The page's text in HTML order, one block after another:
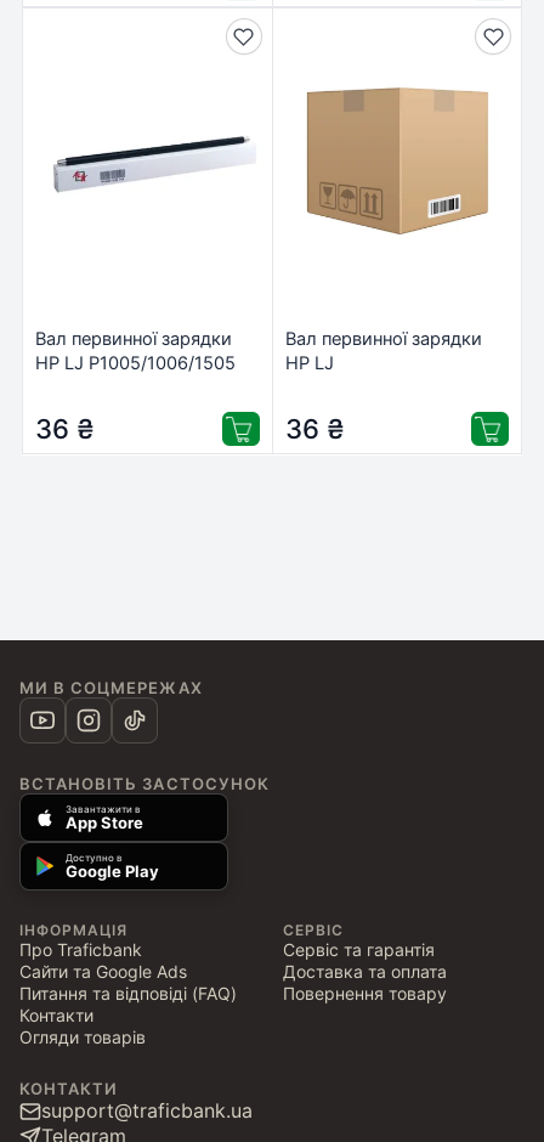
Вал первинної зарядки
HP LJ P1005/1006/1505
36 ₴
Вал первинної зарядки
НР LJ
36 ₴
МИ В СОЦМЕРЕЖАХ
ВСТАНОВІТЬ ЗАСТОСУНОК
Завантажити в
App Store
Доступно в
Google Play
ІНФОРМАЦІЯ
Про Traficbank
Сайти та Google Ads
Питання та відповіді (FAQ)
Контакти
Огляди товарів
СЕРВІС
Сервіс та гарантія
Доставка та оплата
Повернення товару
КОНТАКТИ
support@traficbank.ua
Telegram